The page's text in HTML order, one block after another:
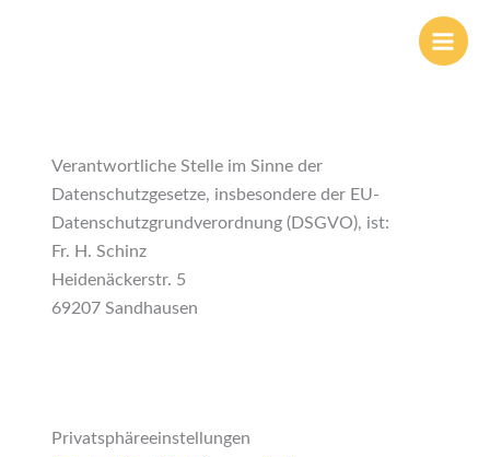
Verantwortliche Stelle im Sinne der
Datenschutzgesetze, insbesondere der EU-
Datenschutzgrundverordnung (DSGVO), ist:
Fr. H. Schinz
Heidenäckerstr. 5
69207 Sandhausen
Privatsphäreeinstellungen